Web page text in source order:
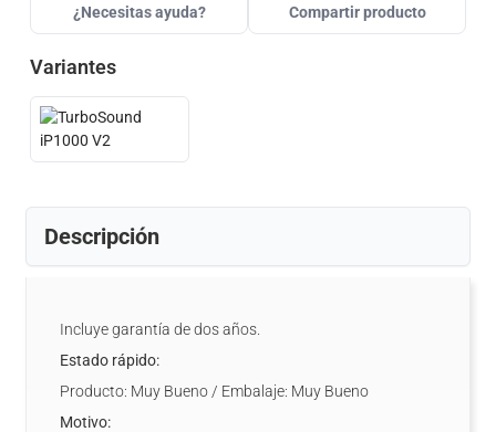
¿Necesitas ayuda? Compartir producto
Variantes
Descripción
Incluye garantía de dos años.
Estado rápido:
Producto: Muy Bueno / Embalaje: Muy Bueno
Motivo: